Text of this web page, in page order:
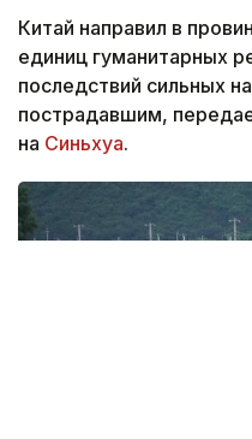
Китай направил в
единиц гуманитарных
последствий сильных
пострадавшим,
на Синьхуа.